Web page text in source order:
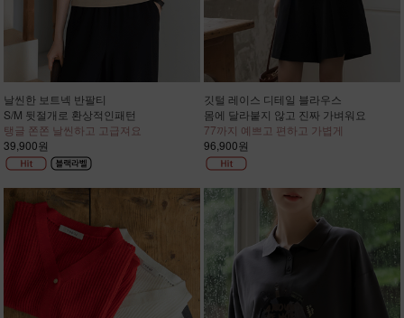
날씬한 보트넥 반팔티
S/M 뒷절개로 환상적인패턴
탱글 쫀쫀 날씬하고 고급져요
39,900원
깃털 레이스 디테일 블라우스
몸에 달라붙지 않고 진짜 가벼워요
77까지 예쁘고 편하고 가볍게
96,900원